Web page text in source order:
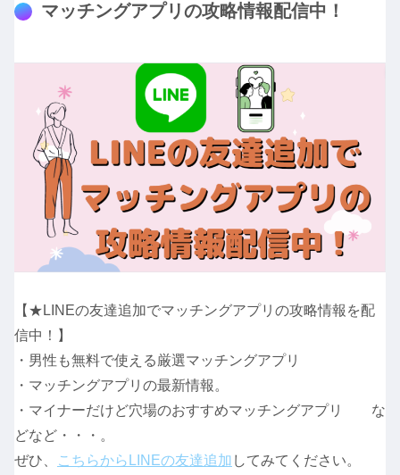
マッチングアプリの攻略情報配信中！
【★LINEの友達追加でマッチングアプリの攻略情報を配
信中！】
・男性も無料で使える厳選マッチングアプリ
・マッチングアプリの最新情報。
・マイナーだけど穴場のおすすめマッチングアプリ な
どなど・・・。
ぜひ、
こちらからLINEの友達追加 してみてください。